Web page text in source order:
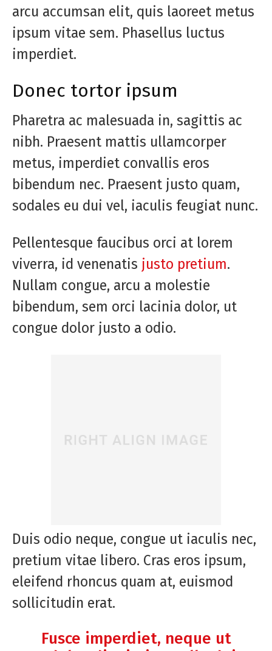
arcu accumsan elit, quis laoreet metus
ipsum vitae sem. Phasellus luctus
imperdiet.
Donec tortor ipsum
Pharetra ac malesuada in, sagittis ac
nibh. Praesent mattis ullamcorper
metus, imperdiet convallis eros
bibendum nec. Praesent justo quam,
sodales eu dui vel, iaculis feugiat nunc.
Pellentesque faucibus orci at lorem
viverra, id venenatis justo pretium.
Nullam congue, arcu a molestie
bibendum, sem orci lacinia dolor, ut
congue dolor justo a odio.
Duis odio neque, congue ut iaculis nec,
pretium vitae libero. Cras eros ipsum,
eleifend rhoncus quam at, euismod
sollicitudin erat.
Fusce imperdiet, neque ut